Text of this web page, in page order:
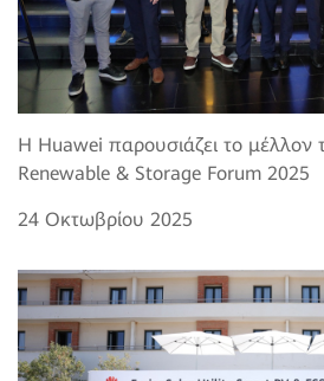
Η Huawei παρουσιάζει το μέλλον
Renewable & Storage Forum 2025
24 Οκτωβρίου 2025